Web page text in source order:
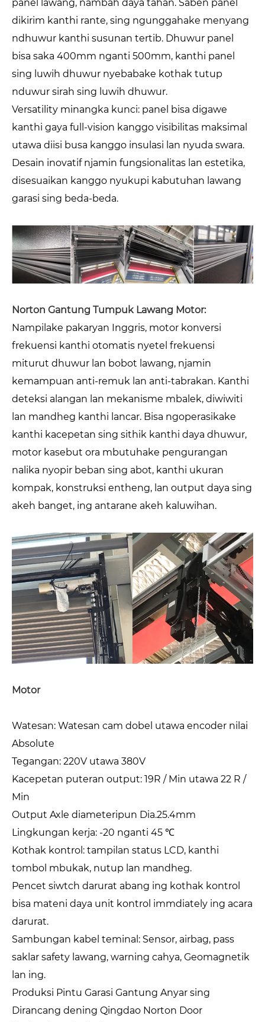
panel lawang, nambah daya tahan. Saben panel
dikirim kanthi rante, sing ngunggahake menyang
ndhuwur kanthi susunan tertib. Dhuwur panel
bisa saka 400mm nganti 500mm, kanthi panel
sing luwih dhuwur nyebabake kothak tutup
nduwur sirah sing luwih dhuwur.
Versatility minangka kunci: panel bisa digawe
kanthi gaya full-vision kanggo visibilitas maksimal
utawa diisi busa kanggo insulasi lan nyuda swara.
Desain inovatif njamin fungsionalitas lan estetika,
disesuaikan kanggo nyukupi kabutuhan lawang
garasi sing beda-beda.
Norton Gantung Tumpuk Lawang Motor:
Nampilake pakaryan Inggris, motor konversi
frekuensi kanthi otomatis nyetel frekuensi
miturut dhuwur lan bobot lawang, njamin
kemampuan anti-remuk lan anti-tabrakan. Kanthi
deteksi alangan lan mekanisme mbalek, diwiwiti
lan mandheg kanthi lancar. Bisa ngoperasikake
kanthi kacepetan sing sithik kanthi daya dhuwur,
motor kasebut ora mbutuhake pengurangan
nalika nyopir beban sing abot, kanthi ukuran
kompak, konstruksi entheng, lan output daya sing
akeh banget, ing antarane akeh kaluwihan.
Motor
Watesan: Watesan cam dobel utawa encoder nilai
Absolute
Tegangan: 220V utawa 380V
Kacepetan puteran output: 19R / Min utawa 22 R /
Min
Output Axle diameteripun Dia.25.4mm
Lingkungan kerja: -20 nganti 45 ℃
Kothak kontrol: tampilan status LCD, kanthi
tombol mbukak, nutup lan mandheg.
Pencet siwtch darurat abang ing kothak kontrol
bisa mateni daya unit kontrol immdiately ing acara
darurat.
Sambungan kabel teminal: Sensor, airbag, pass
saklar safety lawang, warning cahya, Geomagnetik
lan ing.
Produksi Pintu Garasi Gantung Anyar sing
Dirancang dening Qingdao Norton Door